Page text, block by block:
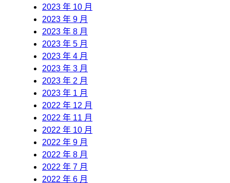
2023 年 10 月
2023 年 9 月
2023 年 8 月
2023 年 5 月
2023 年 4 月
2023 年 3 月
2023 年 2 月
2023 年 1 月
2022 年 12 月
2022 年 11 月
2022 年 10 月
2022 年 9 月
2022 年 8 月
2022 年 7 月
2022 年 6 月